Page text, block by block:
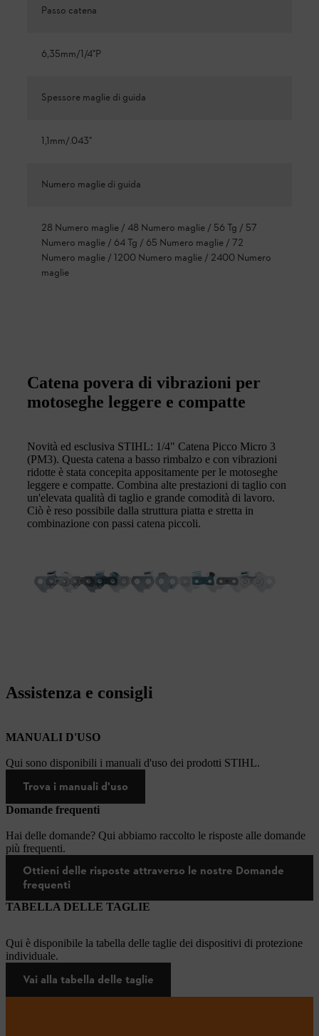
Passo catena
6,35mm/1/4"P
Spessore maglie di guida
1,1mm/.043"
Numero maglie di guida
28 Numero maglie / 48 Numero maglie / 56 Tg / 57
Numero maglie / 64 Tg / 65 Numero maglie / 72
Numero maglie / 1200 Numero maglie / 2400 Numero
maglie
Catena povera di vibrazioni per
motoseghe leggere e compatte
Novità ed esclusiva STIHL: 1/4" Catena Picco Micro 3
(PM3). Questa catena a basso rimbalzo e con vibrazioni
ridotte è stata concepita appositamente per le motoseghe
leggere e compatte. Combina alte prestazioni di taglio con
un'elevata qualità di taglio e grande comodità di lavoro.
Ciò è reso possibile dalla struttura piatta e stretta in
combinazione con passi catena piccoli.
Assistenza e consigli
MANUALI D'USO
Qui sono disponibili i manuali d'uso dei prodotti STIHL.
Trova i manuali d'uso
Domande frequenti
Hai delle domande? Qui abbiamo raccolto le risposte alle domande
più frequenti.
Ottieni delle risposte attraverso le nostre Domande
frequenti
TABELLA DELLE TAGLIE
Qui è disponibile la tabella delle taglie dei dispositivi di protezione
individuale.
Vai alla tabella delle taglie